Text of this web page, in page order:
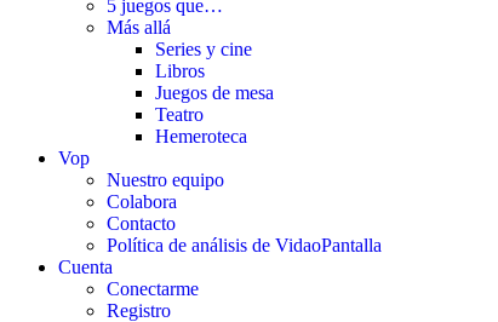
5 juegos que…
Más allá
Series y cine
Libros
Juegos de mesa
Teatro
Hemeroteca
Vop
Nuestro equipo
Colabora
Contacto
Política de análisis de VidaoPantalla
Cuenta
Conectarme
Registro